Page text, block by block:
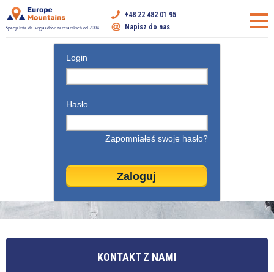
Specjalista ds. wyjazdów narciarskich od 2004
+48 22 482 01 95
Napisz do nas
Login
Hasło
Zapomniałeś swoje hasło?
KONTAKT Z NAMI